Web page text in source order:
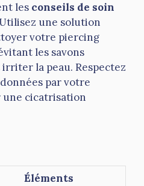
les conseils de soin
une solution
votre piercing
les savons
la peau. Respectez
par votre
cicatrisation
Éléments